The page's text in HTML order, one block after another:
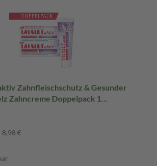
Zahnfleischschutz & Gesunder
Zahncreme Doppelpack 1
8,98 €